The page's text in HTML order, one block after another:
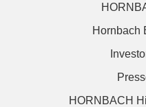
Hornbach
HORNBACH